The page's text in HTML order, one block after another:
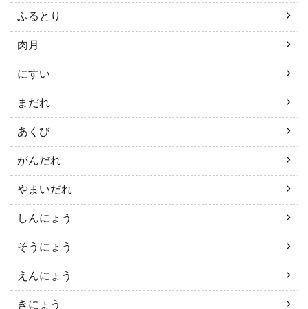
ふるとり
肉月
にすい
まだれ
あくび
がんだれ
やまいだれ
しんにょう
そうにょう
えんにょう
きにょう